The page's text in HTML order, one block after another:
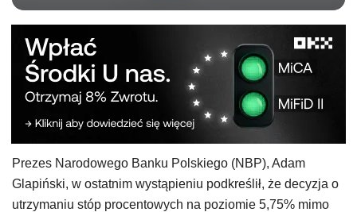
Prezes Narodowego Banku Polskiego (NBP), Adam
Glapiński, w ostatnim wystąpieniu podkreślił, że decyzja o
utrzymaniu stóp procentowych na poziomie 5,75% mimo